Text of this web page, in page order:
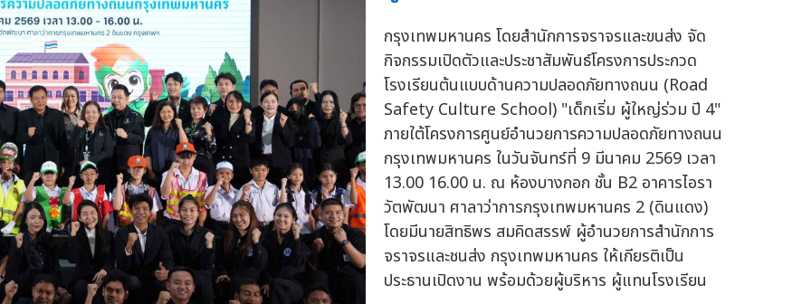
กรุงเทพมหานคร โดยสำนักการจราจรและขนส่ง จัด
กิจกรรมเปิดตัวและประชาสัมพันธ์โครงการประกวด
โรงเรียนต้นแบบด้านความปลอดภัยทางถนน (Road
Safety Culture School) "เด็กเริ่ม ผู้ใหญ่ร่วม ปี 4"
ภายใต้โครงการศูนย์อำนวยการความปลอดภัยทางถนน
กรุงเทพมหานคร ในวันจันทร์ที่ 9 มีนาคม 2569 เวลา
13.00 16.00 น. ณ ห้องบางกอก ชั้น B2 อาคารไอรา
วัตพัฒนา ศาลาว่าการกรุงเทพมหานคร 2 (ดินแดง)
โดยมีนายสิทธิพร สมคิดสรรพ์ ผู้อำนวยการสำนักการ
จราจรและชนส่ง กรุงเทพมหานคร ให้เกียรติเป็น
ประธานเปิดงาน พร้อมด้วยผู้บริหาร ผู้แทนโรงเรียน